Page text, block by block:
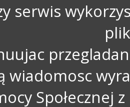
serwis
wiadomosc
Społecznej